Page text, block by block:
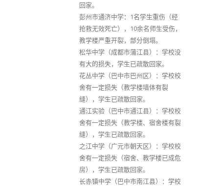
回家。
彭州市通济中学：1名学生重伤（经
抢救无效死亡），10余名师生受伤，
教学楼严重开裂，部分倒塌。
松华中学（成都市蒲江县）：学校没
有大的损失，学生已疏散回家。
花丛中学（巴中市巴州区）：学校校
舍有一定损失（教学楼墙体有裂
缝），学生已疏散回家。
通江实验（巴中市通江县）：学校校
舍有一定损失（教学楼、宿舍楼有裂
缝），学生已疏散回家。
之江中学（广元市朝天区）：学校校
舍有一定损失（宿舍、教学楼已成危
房），学生已疏散回家。
长赤镇中学（巴中市南江县）：学校